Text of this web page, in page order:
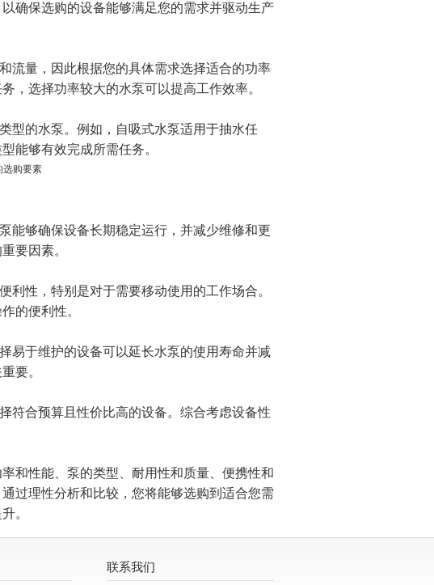
确保选购的设备能够满足您的需求并驱动生产
量，因此根据您的具体需求选择适合的功率
，选择功率较大的水泵可以提高工作效率。
的水泵。例如，自吸式水泵适用于抽水任
能够有效完成所需任务。
够确保设备长期稳定运行，并减少维修和更
要因素。
性，特别是对于需要移动使用的工作场合。
的便利性。
于维护的设备可以延长水泵的使用寿命并减
要。
合预算且性价比高的设备。综合考虑设备性
性能、泵的类型、耐用性和质量、便携性和
过理性分析和比较，您将能够选购到适合您需
。
联系我们